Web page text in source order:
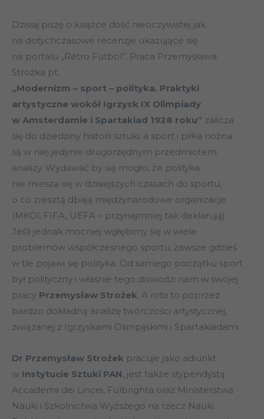
Dzisiaj piszę o książce dość nieoczywistej jak
na dotychczasowe recenzje ukazujące się
na portalu „Retro Futbol”. Praca Przemysława
Strożka pt.
„Modernizm – sport – polityka. Praktyki
artystyczne wokół Igrzysk IX Olimpiady
w Amsterdamie i Spartakiad 1928 roku” zalicza
się do dziedziny historii sztuki, a sport i piłka nożna
są w niej jedynie drugorzędnym przedmiotem
analizy. Wydawać by się mogło, że polityka
nie miesza się w dzisiejszych czasach do sportu,
o co zresztą dbają międzynarodowe organizacje
(MKOl, FIFA, UEFA – przynajmniej tak deklarują).
Jeśli jednak mocniej wgłębimy się w wiele
problemów współczesnego sportu, zawsze gdzieś
w tle pojawi się polityka. Od samego początku sport
był polityczny i właśnie tego dowodzi nam w swojej
pracy Przemysław Strożek. A robi to poprzez
bardzo dokładną analizę twórczości artystycznej,
związanej z Igrzyskami Olimpijskimi i Spartakiadami.
Dr Przemysław Strożek pracuje jako adiunkt
w Instytucie Sztuki PAN, jest także stypendystą
Accademii dei Lincei, Fulbrighta oraz Ministerstwa
Nauki i Szkolnictwa Wyższego na rzecz Nauki